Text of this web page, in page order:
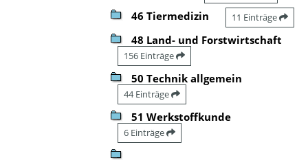
46 Tiermedizin 11 Einträge
48 Land- und Forstwirtschaft
156 Einträge
50 Technik allgemein
44 Einträge
51 Werkstoffkunde
6 Einträge